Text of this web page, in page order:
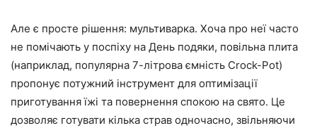
Але є просте рішення: мультиварка. Хоча про неї часто
не помічають у поспіху на День подяки, повільна плита
(наприклад, популярна 7-літрова ємність Crock-Pot)
пропонує потужний інструмент для оптимізації
приготування їжі та повернення спокою на свято. Це
дозволяє готувати кілька страв одночасно, звільняючи